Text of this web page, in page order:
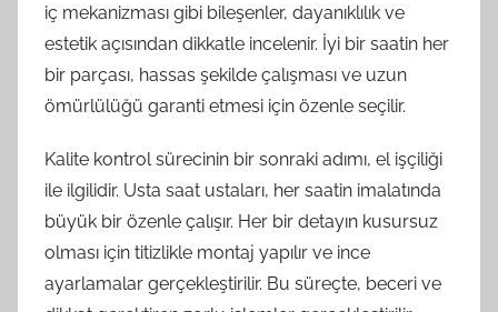
iç mekanizması gibi bileşenler, dayanıklılık ve
estetik açısından dikkatle incelenir. İyi bir saatin her
bir parçası, hassas şekilde çalışması ve uzun
ömürlülüğü garanti etmesi için özenle seçilir.
Kalite kontrol sürecinin bir sonraki adımı, el işçiliği
ile ilgilidir. Usta saat ustaları, her saatin imalatında
büyük bir özenle çalışır. Her bir detayın kusursuz
olması için titizlikle montaj yapılır ve ince
ayarlamalar gerçekleştirilir. Bu süreçte, beceri ve